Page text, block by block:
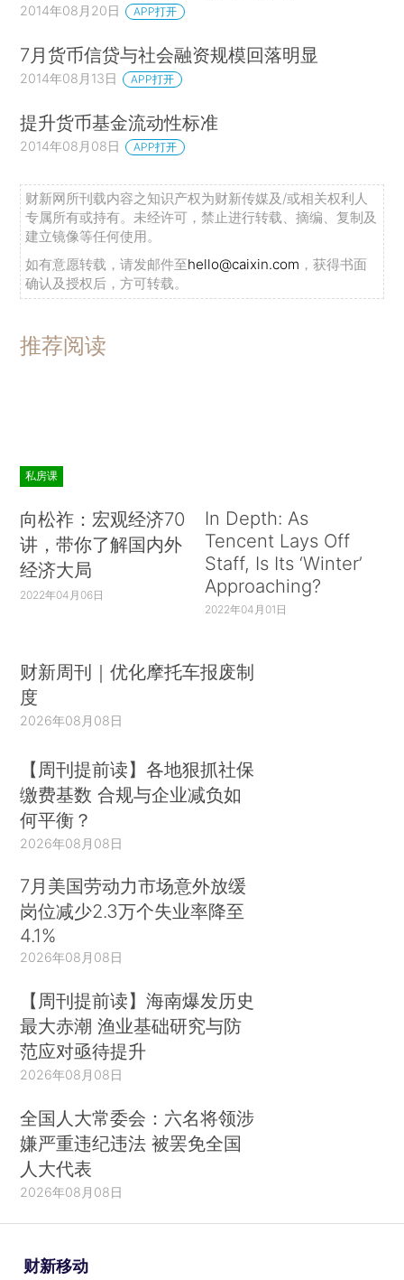
2014年08月20日 APP打开
7月货币信贷与社会融资规模回落明显
2014年08月13日 APP打开
提升货币基金流动性标准
2014年08月08日 APP打开
财新网所刊载内容之知识产权为财新传媒及/或相关权利人
专属所有或持有。未经许可，禁止进行转载、摘编、复制及
建立镜像等任何使用。
如有意愿转载，请发邮件至hello@caixin.com ，获得书面
确认及授权后，方可转载。
推荐阅读
私房课
向松祚：宏观经济70
讲，带你了解国内外
经济大局
2022年04月06日
In Depth: As
Tencent Lays Off
Staff, Is Its ‘Winter’
Approaching?
2022年04月01日
财新周刊｜优化摩托车报废制
度
2026年08月08日
【周刊提前读】各地狠抓社保
缴费基数 合规与企业减负如
何平衡？
2026年08月08日
7月美国劳动力市场意外放缓
岗位减少2.3万个失业率降至
4.1%
2026年08月08日
【周刊提前读】海南爆发历史
最大赤潮 渔业基础研究与防
范应对亟待提升
2026年08月08日
全国人大常委会：六名将领涉
嫌严重违纪违法 被罢免全国
人大代表
2026年08月08日
财新移动